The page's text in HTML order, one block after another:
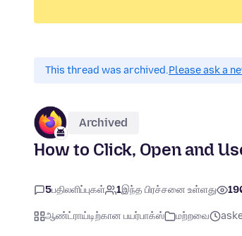
This thread was archived.Please ask a
Archived
How to Click, Open and
5பதிலளிப்புகள் 1இந்த பிரச்சனை உள்ளது
ஆண்ட்ராய்டிற்கான பயர்பாக்ஸ் மற்றவை